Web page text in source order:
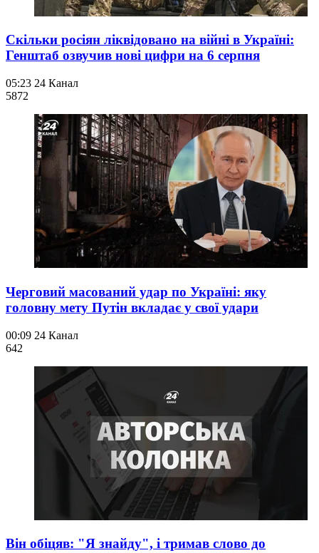
Скільки росіян ліквідовано на війні в Україні:
Генштаб озвучив нові цифри на 6 серпня
05:23 24 Канал
5872
Черговий масований удар по Україні: яку
головну мету Путін вкладає у свої удари
00:09 24 Канал
642
Він обіцяв: "Я знайду", і тримав слово до